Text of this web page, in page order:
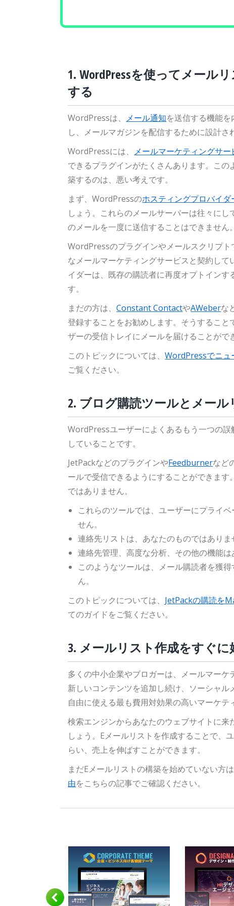
1. WordPressを使ってメール
する
WordPressは、 メール通知を送信する機能
し、メールマガジンを配信するために設計さ
WordPressには、 メールマーケティングサー
できるプラグインがたくさんあります。こ
築するのは、悪い考えです。
まず、WordPressのホスティングプロバイダ
しょう。これらのメールサーバーは往々に
のメールを一度に送信することはできません。
WordPressのプラグインやメールスクリプ
なメールマーケティングサービスと契約し
イダーは、既存の購読者に再度オプトイン
す。
まだの方は、Constant ContactやAWeberな
登録することをお勧めします。そうするこ
ザーの受信トレイにメールを届けることがで
このトピックについては、WordPressでニュ
ご覧ください。
2. ブログ購読ツールとメー
WordPressユーザーによくあるもう一つの
していることです。
JetPackなどのプラグインやFeedburnerなど
ールで受信できるようにすることができま
ではありません。
これらのツールでは、ユーザーにプライ
せん。
連絡先リストは、あなたのものではありま
連絡先管理、高度な分析、その他の機能は
このようなツールは、メール購読者を獲
ん。
このトピックについては、 JetPackの購読を
てのガイドをご覧ください。
3. メールリスト作成をすぐに
多くの中小企業やブロガーは、メールマー
新しいコンテンツを追加し続け、ソーシャル
自由に使える最も費用対効果の高いマーケテ
検索エンジンからあなたのウェブサイトに
しょう。Eメールリストを作成することで、
らい、売上を伸ばすことができます。
まだEメールリストの構築を始めていない方
由をこちらの記事でご確認ください。